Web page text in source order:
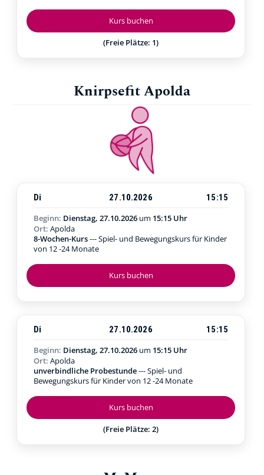
Kurs buchen
(Freie Plätze: 1)
Knirpsefit Apolda
Kurs buchen
Di 27.10.2026
15:15
Beginn: Dienstag, 27.10.2026 um 15:15 Uhr
Ort: Apolda
8-Wochen-Kurs--- Spiel- und Bewegungskurs für Kinder
von 12 -24 Monate
Kurs buchen
(Freie Plätze: 2)
Di 27.10.2026
15:15
Beginn: Dienstag, 27.10.2026 um 15:15 Uhr
Ort: Apolda
unverbindliche Probestunde--- Spiel- und
Bewegungskurs für Kinder von 12 -24 Monate